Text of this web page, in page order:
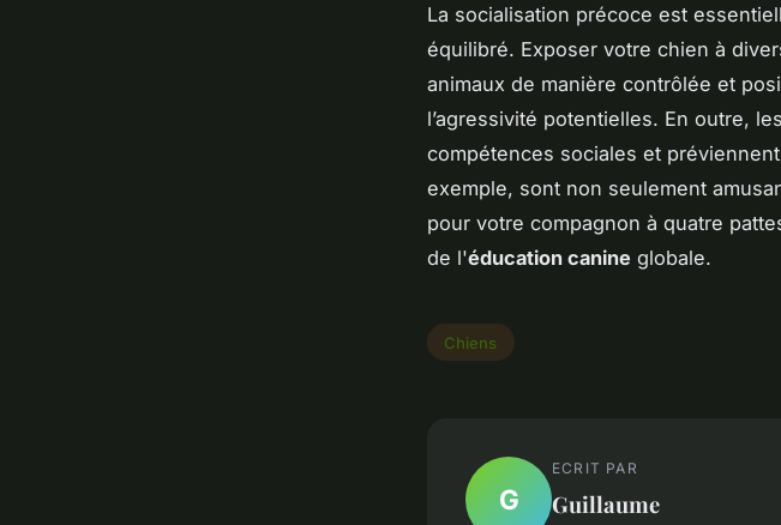
La socialisation précoce est
équilibré. Exposer votre chien à
animaux de manière contrôlée et
l’agressivité potentielles. En outre, les
compétences sociales et
exemple, sont non seulement
pour votre compagnon à quatre
de l'éducation canine globale.
Chiens
G
ECRIT PAR
Guillaume